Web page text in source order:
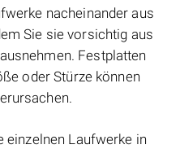
nacheinander aus
Sie sie vorsichtig aus
Festplatten
oder Stürze können
einzelnen Laufwerke in